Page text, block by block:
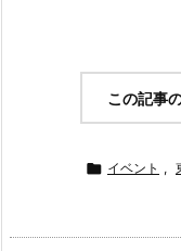
この記事
 イベント ,